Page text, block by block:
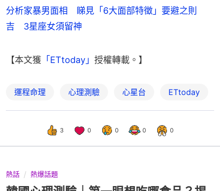
分析家暴男面相 睇見「6大面部特徵」要避之則
吉 3星座女須留神
【本文獲 「ETtoday」 授權轉載。】
運程命理 心理測驗 心星台 ETtoday
3 0 0 0 0
熱話 熱爆話題